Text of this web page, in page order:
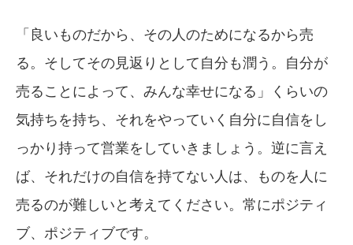
「良いものだから、その人のためになるから売
る。そしてその見返りとして自分も潤う。自分が
売ることによって、みんな幸せになる」くらいの
気持ちを持ち、それをやっていく自分に自信をし
っかり持って営業をしていきましょう。逆に言え
ば、それだけの自信を持てない人は、ものを人に
売るのが難しいと考えてください。常にポジティ
ブ、ポジティブです。